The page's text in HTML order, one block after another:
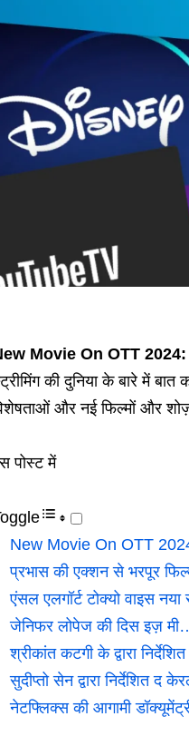
Movie On OTT 2024:
की दुनिया के बारे में
और नई फिल्मों और
पोस्ट में
New Movie On OTT
प्रभास की एक्शन से भरपूर
एंसल एलगॉर्ट टोक्यो वाइस
जेनिफर लोपेज की दिस इज़
श्रीकांत कटगी के द्वारा
सुदीप्तो सेन द्वारा निर्देशित द
नेटफ्लिक्स की आगामी